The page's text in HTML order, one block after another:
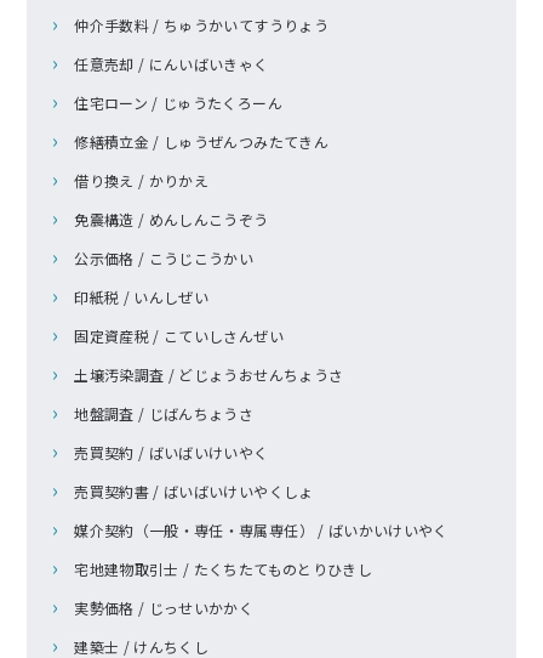
仲介手数料 / ちゅうかいてすうりょう
任意売却 / にんいばいきゃく
住宅ローン / じゅうたくろーん
修繕積立金 / しゅうぜんつみたてきん
借り換え / かりかえ
免震構造 / めんしんこうぞう
公示価格 / こうじこうかい
印紙税 / いんしぜい
固定資産税 / こていしさんぜい
土壌汚染調査 / どじょうおせんちょうさ
地盤調査 / じばんちょうさ
売買契約 / ばいばいけいやく
売買契約書 / ばいばいけいやくしょ
媒介契約（一般・専任・専属専任） / ばいかいけいやく
宅地建物取引士 / たくちたてものとりひきし
実勢価格 / じっせいかかく
建築士 / けんちくし